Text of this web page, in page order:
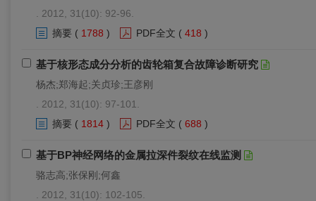
. 2012, 31(10): 92-96.
摘要 ( 1788 ) PDF全文 ( 418 )
基于核形态成分分析的齿轮箱复合故障诊断研究
杨杰;郑海起;关贞珍;王彦刚
. 2012, 31(10): 97-101.
摘要 ( 1814 ) PDF全文 ( 688 )
基于BP神经网络的金属拉深件裂纹在线监测
骆志高;张保刚;何鑫
. 2012, 31(10): 102-105.